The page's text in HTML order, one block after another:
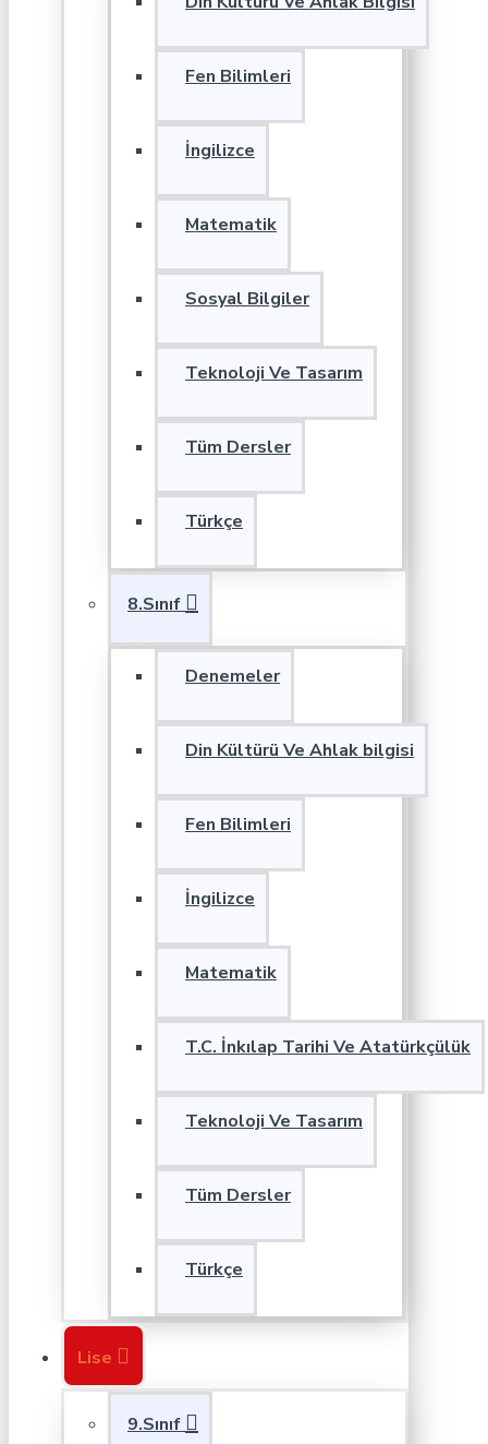
Fen Bilimleri
İngilizce
Matematik
Sosyal Bilgiler
Teknoloji Ve Tasarım
Tüm Dersler
Türkçe
8.Sınıf
Denemeler
Din Kültürü Ve Ahlak bilgisi
Fen Bilimleri
İngilizce
Matematik
T.C. İnkılap Tarihi Ve Atatürkçülük
Teknoloji Ve Tasarım
Tüm Dersler
Türkçe
Lise
9.Sınıf